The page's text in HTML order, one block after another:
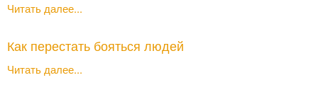
Читать далее...
Как перестать бояться людей
Читать далее...